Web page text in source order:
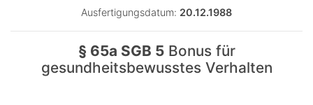
Ausfertigungsdatum: 20.12.1988
§ 65a SGB 5Bonus für
gesundheitsbewusstes Verhalten